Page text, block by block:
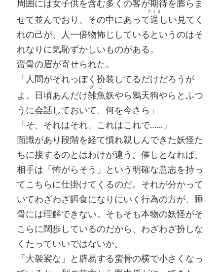
周囲には女子供を含む多くの客が期待を膨らま
せて並んでおり、その中にあって逞
たくま
しい見てく
れの己が、人一倍物怖じしているというのはそ
れなりに気恥ずかしいものがある。
蛮骨の眉が寄せられた。
「人間がそれっぽく扮装してるだけだろうが
よ。日頃あんだけ雑魚
ざこ
妖やら鴉天狗やらとふつ
うに会話しておいて、何を今さら」
「そ、それはそれ、これはこれで……」
面識があり段階を経て慣れ親しんできた妖怪た
ちに接するのとはわけが違う。催しとなれば、
相手は「怖がらそう」という明確な意志を持っ
てこちらに仕掛けてくるのだ。それが分かって
いてわざわざ餌食になりにいく行為の方が、睡
骨には理解できない。そもそも本物の妖怪がそ
こらに闊歩しているのだから、わざわざ扮しな
くたっていいではないか。
「大袈裟な」と辟易する蛮骨の横で小さくなっ